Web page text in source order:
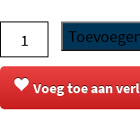
Rogz
for
Dogz
-
Voeg toe aan